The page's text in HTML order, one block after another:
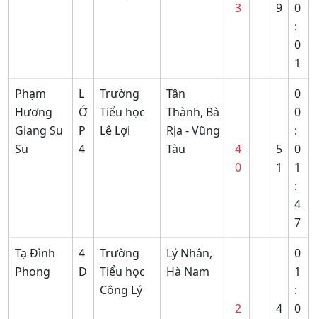
3
9
0
:
0
1
Phạm
Hương
Giang Su
Su
L
Ớ
P
4
Trường
Tiểu học
Lê Lợi
Tân
Thành, Bà
Rịa - Vũng
Tàu
4
0
5
1
0
0
:
0
1
:
4
7
Tạ Đình
Phong
4
D
Trường
Tiểu học
Công Lý
Lý Nhân,
Hà Nam
2 4
0
1
:
0